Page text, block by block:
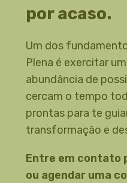
por acaso.
Um dos
Plena é exercitar
abundância de
cercam o tempo
prontas para te
transformação e
Entre em contato
ou agendar uma